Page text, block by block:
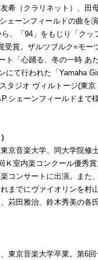
希（クラリネット）、田
ェーンフィールドの曲を
、「94」をもじり「ク
受賞。ザルツブルク=モ
ト「心踊る、冬の一時 あ
にて行われた「Yamaha
タジオ ヴィルトージ(東
シェーンフィールドまで
京音楽大学、同大学院修
Ｋ室内楽コンクール優秀
コンサートに出演。また
までにヴァイオリンを村
苅田雅治、鈴木秀美の各
東京音楽大学卒業。第6